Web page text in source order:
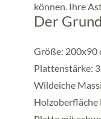
können. Ihre
Der
Größe: 200x90
Plattenstärke:
Wildeiche